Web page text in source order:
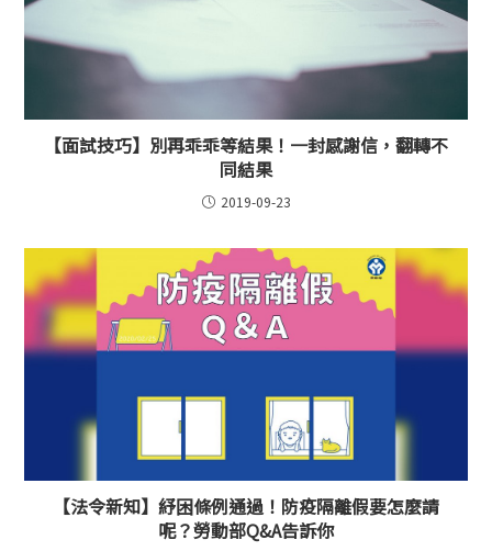
【面試技巧】別再乖乖等結果！一封感謝信，翻轉不
同結果
2019-09-23
【法令新知】紓困條例通過！防疫隔離假要怎麼請
呢？勞動部Q&A告訴你